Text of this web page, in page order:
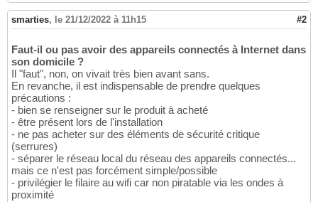
smarties, le 21/12/2022 à 11h15 #2
Faut-il ou pas avoir des appareils connectés à Internet dans
son domicile ?
Il "faut", non, on vivait très bien avant sans.
En revanche, il est indispensable de prendre quelques
précautions :
- bien se renseigner sur le produit à acheté
- être présent lors de l'installation
- ne pas acheter sur des éléments de sécurité critique
(serrures)
- séparer le réseau local du réseau des appareils connectés...
mais ce n'est pas forcément simple/possible
- privilégier le filaire au wifi car non piratable via les ondes à
proximité